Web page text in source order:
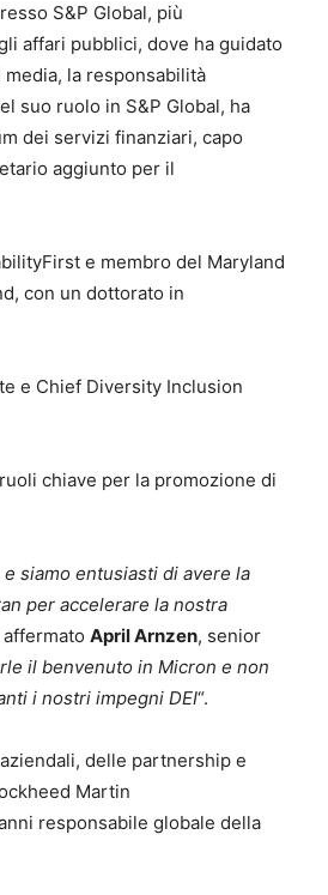
S&P Global, più
affari pubblici, dove ha guidato
la responsabilità
suo ruolo in S&P Global, ha
dei servizi finanziari, capo
aggiunto per il
e membro del Maryland
con un dottorato in
e Chief Diversity Inclusion
chiave per la promozione di
siamo entusiasti di avere la
per accelerare la nostra
affermato April Arnzen, senior
il benvenuto in Micron e non
i nostri impegni DEI“.
delle partnership e
Martin
responsabile globale della